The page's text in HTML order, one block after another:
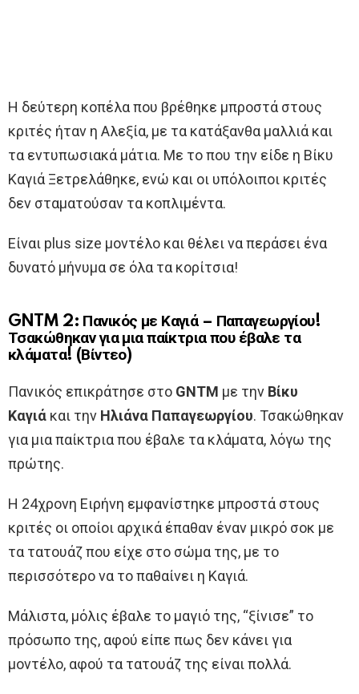
Η δεύτερη κοπέλα που βρέθηκε μπροστά στους
κριτές ήταν η Αλεξία, με τα κατάξανθα μαλλιά και
τα εντυπωσιακά μάτια. Με το που την είδε η Βίκυ
Καγιά Ξετρελάθηκε, ενώ και οι υπόλοιποι κριτές
δεν σταματούσαν τα κοπλιμέντα.
Είναι plus size μοντέλο και θέλει να περάσει ένα
δυνατό μήνυμα σε όλα τα κορίτσια!
GNTM 2: Πανικός με Καγιά – Παπαγεωργίου!
Τσακώθηκαν για μια παίκτρια που έβαλε τα
κλάματα! (Βίντεο)
Πανικός επικράτησε στο GNTM με την Βίκυ
Καγιά και την Ηλιάνα Παπαγεωργίου. Τσακώθηκαν
για μια παίκτρια που έβαλε τα κλάματα, λόγω της
πρώτης.
Η 24χρονη Ειρήνη εμφανίστηκε μπροστά στους
κριτές οι οποίοι αρχικά έπαθαν έναν μικρό σοκ με
τα τατουάζ που είχε στο σώμα της, με το
περισσότερο να το παθαίνει η Καγιά.
Μάλιστα, μόλις έβαλε το μαγιό της, “ξίνισε” το
πρόσωπο της, αφού είπε πως δεν κάνει για
μοντέλο, αφού τα τατουάζ της είναι πολλά.